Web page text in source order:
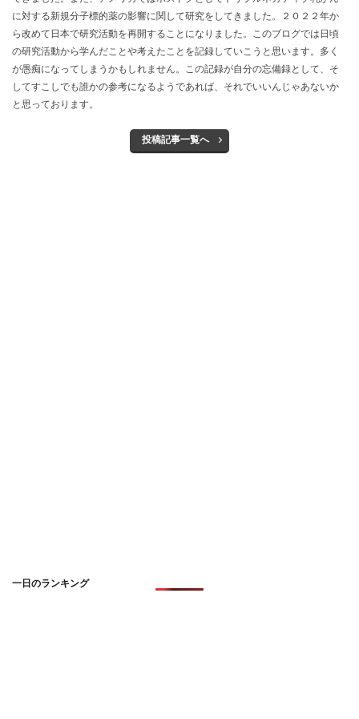
に対する新規分子標的薬の影響に関して研究をしてきました。２０２２年か
ら改めて日本で研究活動を再開することになりました。このブログでは日頃
の研究活動から学んだことや考えたことを記録していこうと思います。多く
が愚痴になってしまうかもしれません。この記録が自分の忘備録として、そ
してすこしでも誰かの参考になるようであれば、それでいいんじゃあないか
と思っております。
投稿記事一覧へ
一日のランキング